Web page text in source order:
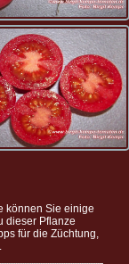
können Sie einige
dieser Pflanze
für die Züchtung,